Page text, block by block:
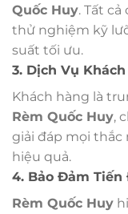
Quốc Huy. Tất
thử nghiệm kỹ
suất tối ưu.
3. Dịch Vụ
Khách hàng là
Rèm Quốc Huy,
giải đáp mọi thắc
hiệu quả.
4. Bảo Đảm Tiến
Rèm Quốc Huy